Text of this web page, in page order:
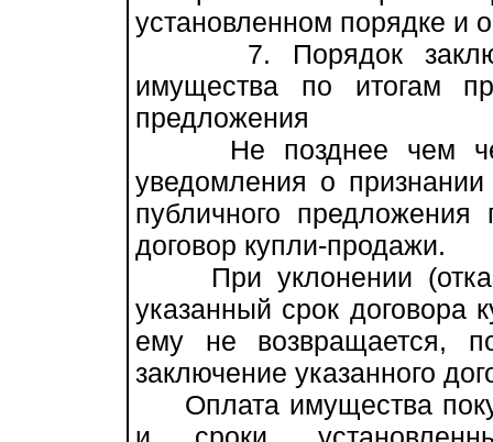
установленном порядке и
7. Порядок
имущества по итогам
предложения
Не позднее чем
уведомления о
публичного
договор купли-продажи.
При уклонении
указанный срок договора
ему не возвращается,
заключение указанного
Оплата имущества